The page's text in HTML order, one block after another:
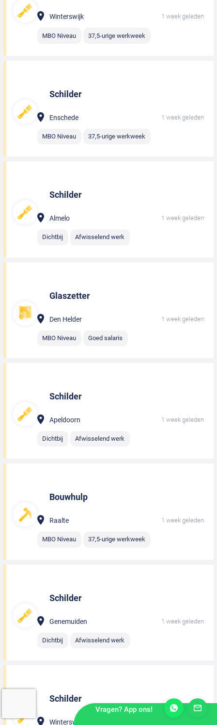
Winterswijk 1 week geleden
MBO Niveau 37,5-urige werkweek
Schilder
Enschede 1 week geleden
MBO Niveau 37,5-urige werkweek
Schilder
Almelo 1 week geleden
Dichtbij Afwisselend werk
Glaszetter
Den Helder 1 week geleden
MBO Niveau Goed salaris
Schilder
Apeldoorn 1 week geleden
Dichtbij Afwisselend werk
Bouwhulp
Raalte 1 week geleden
MBO Niveau 37,5-urige werkweek
Schilder
Genemuiden 1 week geleden
Dichtbij Afwisselend werk
Schilder
Winterswijk
Vragen? App ons!